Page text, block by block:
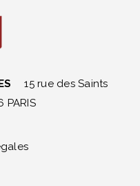
15 rue des Saints
PARIS